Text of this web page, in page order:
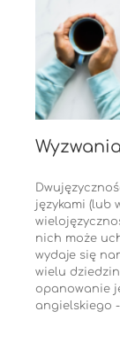
językami (lub
nich może
wydaje się
wielu
opanowanie
angielskiego -